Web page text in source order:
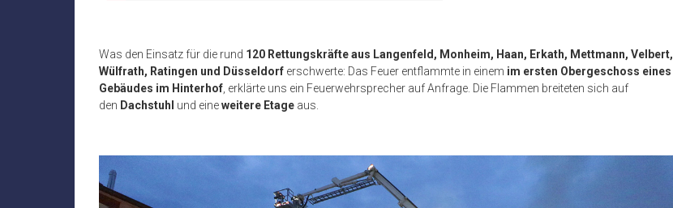
Was den Einsatz für die rund 120 Rettungskräfte aus Langenfeld, Monheim, Haan, Erkath, Mettmann, Velbert,
Wülfrath, Ratingen und Düsseldorf erschwerte: Das Feuer entflammte in einem im ersten Obergeschoss eines
Gebäudes im Hinterhof , erklärte uns ein Feuerwehrsprecher auf Anfrage. Die Flammen breiteten sich auf
den Dachstuhl und eineweitere Etage aus.